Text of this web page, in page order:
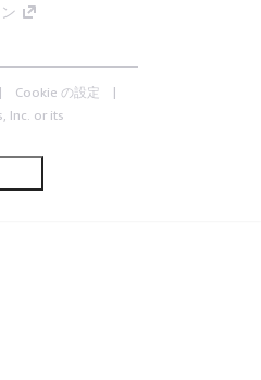
Cookie の設定
Inc. or its